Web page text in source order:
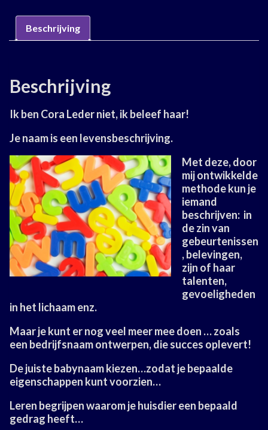
Beschrijving
Beschrijving
Ik ben Cora Leder niet, ik beleef haar!
Je naam is een levensbeschrijving.
Met deze, door
mij ontwikkelde
methode kun je
iemand
beschrijven: in
de zin van
gebeurtenissen
, belevingen,
zijn of haar
talenten,
gevoeligheden
in het lichaam enz.
Maar je kunt er nog veel meer mee doen … zoals
een bedrijfsnaam ontwerpen, die succes oplevert!
De juiste babynaam kiezen…zodat je bepaalde
eigenschappen kunt voorzien…
Leren begrijpen waarom je huisdier een bepaald
gedrag heeft…